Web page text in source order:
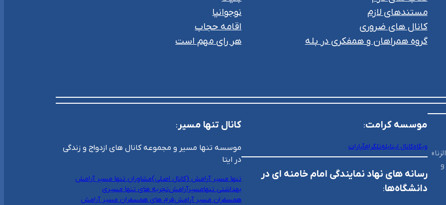
مستندهای لازم
کانال های ضروری
گروه همراهان و همفکری در بله
نوجوانیا
اقامه حجاب
هر رای مهم است
موسسه کرامت:
وبگاهکانال ایتابلهتلگرامآپارات
رسانه های نهاد نمایندگی امام خامنه ای در
دانشگاه‌ها:
کانال تنها مسیر:
موسسه تنها مسیر و مجموعه کانال های ازدواج و زندگی
در ایتا
تنها مسیر آرامش (کانال اصلی)مشاوران تنها مسیر آرامش
بهداشتی تنهامسیرآرامشتجربه های تنها مسیری
همسفران مسیر آرامشفرم های همسفران مسیر آرامش